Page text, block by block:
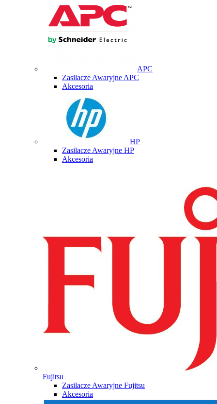
APC
Zasilacze Awaryjne APC
Akcesoria
HP
Zasilacze Awaryjne HP
Akcesoria
Fujitsu
Zasilacze Awaryjne Fujitsu
Akcesoria